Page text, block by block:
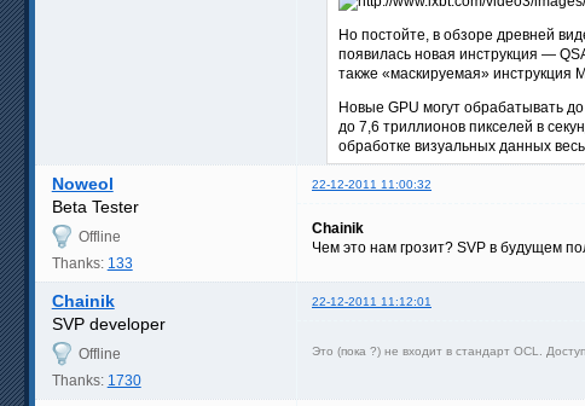
Но постойте, в обзоре древней
появилась новая инструкция —
также «маскируемая» инструкция
Новые GPU могут обрабатывать
до 7,6 триллионов пикселей в
обработке визуальных данных
Noweol 22-12-2011 11:00:32
Beta Tester
Offline
Thanks: 133
Chainik
Чем это нам грозит? SVP в будущем
Chainik 22-12-2011 11:12:01
SVP developer
Offline
Thanks: 1730
Это (пока ?) не входит в стандарт OCL.